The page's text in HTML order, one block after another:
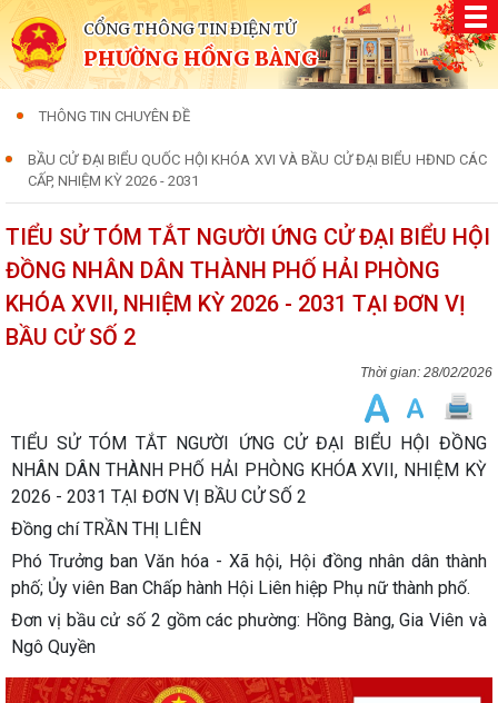
CỔNG THÔNG TIN ĐIỆN TỬ
PHƯỜNG HỒNG BÀNG
THÔNG TIN CHUYÊN ĐỀ
BẦU CỬ ĐẠI BIỂU QUỐC HỘI KHÓA XVI VÀ BẦU CỬ ĐẠI BIỂU HĐND CÁC
CẤP, NHIỆM KỲ 2026 - 2031
TIỂU SỬ TÓM TẮT NGƯỜI ỨNG CỬ ĐẠI BIỂU HỘI
ĐỒNG NHÂN DÂN THÀNH PHỐ HẢI PHÒNG
KHÓA XVII, NHIỆM KỲ 2026 - 2031 TẠI ĐƠN VỊ
BẦU CỬ SỐ 2
28/02/2026
TIỂU SỬ TÓM TẮT NGƯỜI ỨNG CỬ ĐẠI BIỂU HỘI ĐỒNG
NHÂN DÂN THÀNH PHỐ HẢI PHÒNG KHÓA XVII, NHIỆM KỲ
2026 - 2031 TẠI ĐƠN VỊ BẦU CỬ SỐ 2
Đồng chí TRẦN THỊ LIÊN
Phó Trưởng ban Văn hóa - Xã hội, Hội đồng nhân dân thành
phố; Ủy viên Ban Chấp hành Hội Liên hiệp Phụ nữ thành phố.
Đơn vị bầu cử số 2 gồm các phường: Hồng Bàng, Gia Viên và
Ngô Quyền